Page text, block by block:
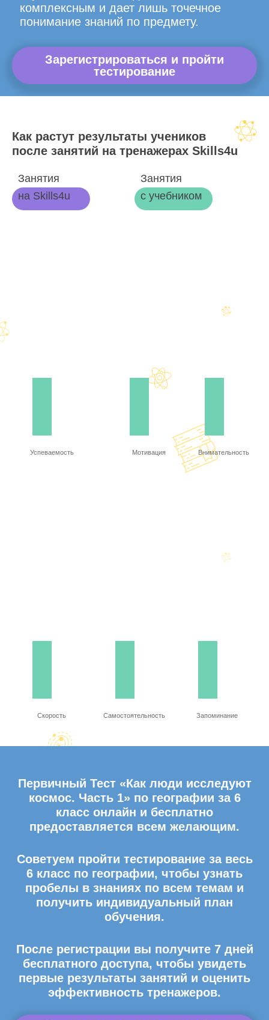
комплексным и дает лишь точечное
понимание знаний по предмету.
Зарегистрироваться и пройти
тестирование
Как растут результаты учеников
после занятий на тренажерах Skills4u
Занятия
на Skills4u
Занятия
с учебником
Успеваемость Мотивация Внимательность
Скорость Самостоятельность Запоминание
Первичный Тест «Как люди исследуют
космос. Часть 1» по географии за 6
класс онлайн и бесплатно
предоставляется всем желающим.
Советуем пройти тестирование за весь
6 класс по географии, чтобы узнать
пробелы в знаниях по всем темам и
получить индивидуальный план
обучения.
После регистрации вы получите 7 дней
бесплатного доступа, чтобы увидеть
первые результаты занятий и оценить
эффективность тренажеров.